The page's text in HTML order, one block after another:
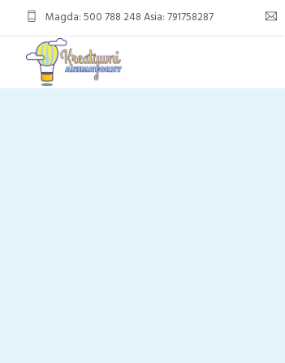
Magda: 500 788 248 Asia: 791758287